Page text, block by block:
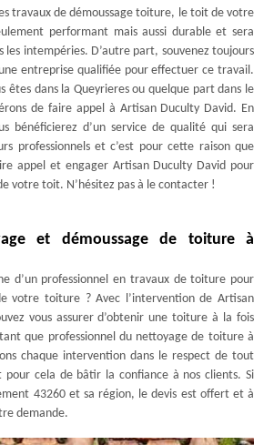
travaux de démoussage toiture, le toit de votre
performant mais aussi durable et sera
les intempéries. D’autre part, souvenez toujours
entreprise qualifiée pour effectuer ce travail.
êtes dans la Queyrieres ou quelque part dans le
de faire appel à Artisan Duculty David. En
bénéficierez d’un service de qualité qui sera
professionnels et c’est pour cette raison que
appel et engager Artisan Duculty David pour
votre toit. N’hésitez pas à le contacter !
et démoussage de toiture à
d’un professionnel en travaux de toiture pour
votre toiture ? Avec l’intervention de Artisan
vous assurer d’obtenir une toiture à la fois
que professionnel du nettoyage de toiture à
chaque intervention dans le respect de tout
pour cela de bâtir la confiance à nos clients. Si
43260 et sa région, le devis est offert et à
demande.